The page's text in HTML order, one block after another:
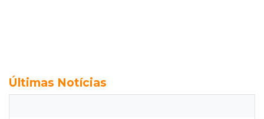
Últimas Notícias